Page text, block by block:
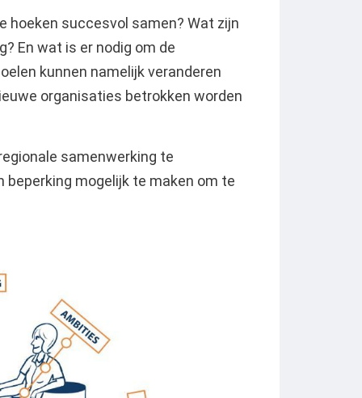
hoeken succesvol samen? Wat zijn
En wat is er nodig om de
kunnen namelijk veranderen
organisaties betrokken worden
samenwerking te
beperking mogelijk te maken om te